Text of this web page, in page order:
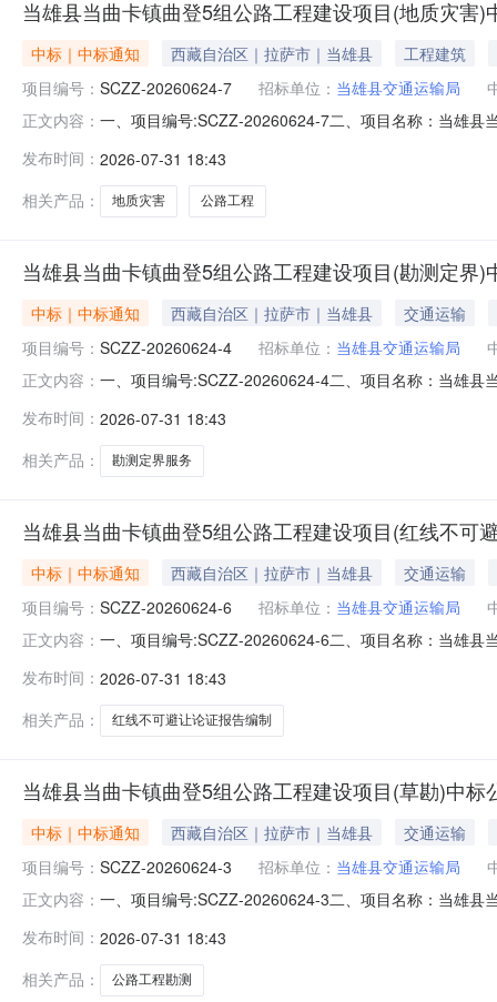
当雄县当曲卡镇曲登5组公路工程建设项目(地质灾害)
中标｜中标通知 西藏自治区｜拉萨市｜当雄县
工程建筑
项目编号： SCZZ-20260624-7 招标单位： 当雄县交通运输局
正文内容： 一、项目编号:SCZZ-20260624-7二、项目名称：当雄县
计有限公司当雄县当曲卡镇曲登5组公路工程建设项目(
收费标准及金额：依
发布时间： 2026-07-31 18:43
相关产品：
地质灾害 公路工程
当雄县当曲卡镇曲登5组公路工程建设项目(勘测定界)
中标｜中标通知 西藏自治区｜拉萨市｜当雄县
交通运输
项目编号： SCZZ-20260624-4 招标单位： 当雄县交通运输局
正文内容： 一、项目编号:SCZZ-20260624-4二、项目名称：当雄县
公司当雄县当曲卡镇曲登5组公路工程建设项目(勘测定
准及金额：依照发改价
发布时间： 2026-07-31 18:43
相关产品：
勘测定界服务
当雄县当曲卡镇曲登5组公路工程建设项目(红线不可
中标｜中标通知 西藏自治区｜拉萨市｜当雄县
交通运输
项目编号： SCZZ-20260624-6 招标单位： 当雄县交通运输局
正文内容： 一、项目编号:SCZZ-20260624-6二、项目名称：当雄县
春建工勘测规划设计有限公司当雄县当曲卡镇曲登5组公
英霸，程坤鹏，廖文
发布时间： 2026-07-31 18:43
相关产品：
红线不可避让论证报告编制
当雄县当曲卡镇曲登5组公路工程建设项目(草勘)中标
中标｜中标通知 西藏自治区｜拉萨市｜当雄县
交通运输
项目编号： SCZZ-20260624-3 招标单位： 当雄县交通运输局
正文内容： 一、项目编号:SCZZ-20260624-3二、项目名称：当雄县
服务时间服务标准1西藏湘一农林技术服务有限公司当雄
英霸，程坤鹏，廖
发布时间： 2026-07-31 18:43
相关产品：
公路工程勘测